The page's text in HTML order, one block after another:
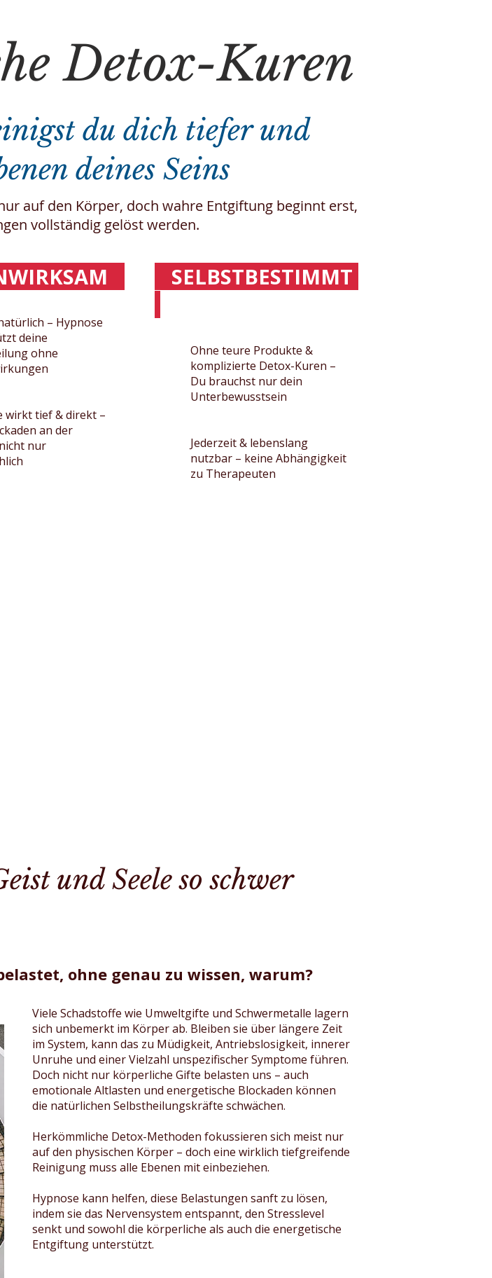
Detox-Kuren
du dich tiefer und
deines Seins
auf den Körper, doch wahre Entgiftung beginnt erst,
vollständig gelöst werden.
– Hypnose
deine
ohne
wirkt tief & direkt –
an der
nur
SELBSTBESTIMMT
Ohne teure Produkte &
komplizierte Detox-Kuren –
Du brauchst nur dein
Unterbewusstsein
Jederzeit & lebenslang
nutzbar – keine Abhängigkeit
zu Therapeuten
und Seele so schwer
ohne genau zu wissen, warum?
Viele Schadstoffe wie Umweltgifte und Schwermetalle lagern
sich unbemerkt im Körper ab. Bleiben sie über längere Zeit
im System, kann das zu Müdigkeit, Antriebslosigkeit, innerer
Unruhe und einer Vielzahl unspezifischer Symptome führen.
Doch nicht nur körperliche Gifte belasten uns – auch
emotionale Altlasten und energetische Blockaden können
die natürlichen Selbstheilungskräfte schwächen.
Herkömmliche Detox-Methoden fokussieren sich meist nur
auf den physischen Körper – doch eine wirklich tiefgreifende
Reinigung muss alle Ebenen mit einbeziehen.
Hypnose kann helfen, diese Belastungen sanft zu lösen,
indem sie das Nervensystem entspannt, den Stresslevel
senkt und sowohl die körperliche als auch die energetische
Entgiftung unterstützt.